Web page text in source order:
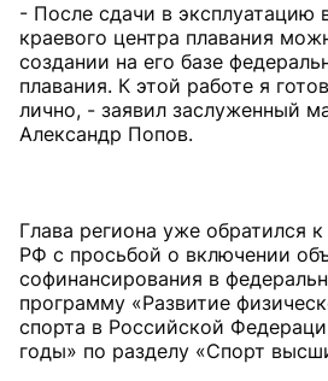
- После сдачи в эксплуатацию
краевого центра плавания
создании на его базе
плавания. К этой работе я
лично, - заявил заслуженный
Александр Попов.
Глава региона уже обратился
РФ с просьбой о включении
софинансирования в
программу «Развитие
спорта в Российской
годы» по разделу «Спорт